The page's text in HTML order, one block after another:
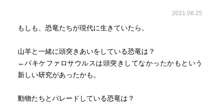
2021.06.25
もしも、恐竜たちが現代に生きていたら。
山羊と一緒に頭突きあいをしている恐竜は？
←パキケファロサウルスは頭突きしてなかったかもという
新しい研究があったかも。
動物たちとパレードしている恐竜は？